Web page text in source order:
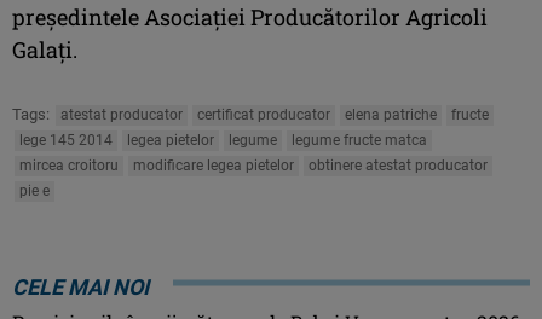
preşedintele Asociaţiei Producătorilor Agricoli
Galaţi.
Tags: atestat producator certificat producator elena patriche
fructe
lege 145 2014
legea pietelor legume
legume fructe matca
mircea croitoru
modificare legea pietelor
obtinere atestat producator
pie e
CELE MAI NOI